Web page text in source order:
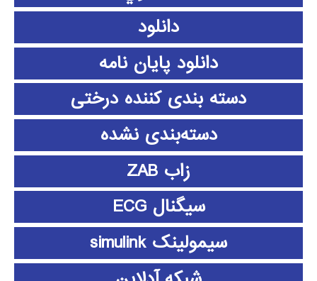
دانلود
دانلود پايان نامه
دسته بندی کننده درختی
دسته‌بندی نشده
زاب ZAB
سیگنال ECG
سیمولینک simulink